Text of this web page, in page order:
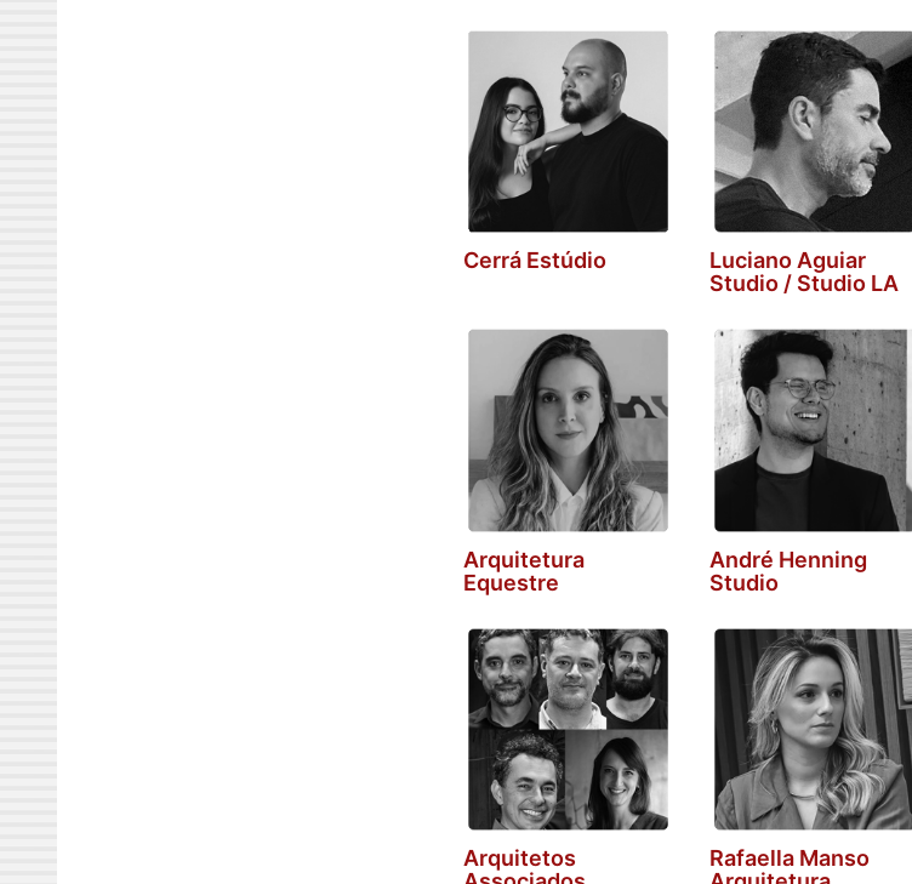
Cerrá Estúdio
Luciano Aguiar
Studio / Studio LA
Arquitetura
Equestre
André Henning
Studio
Arquitetos
Rafaella Manso